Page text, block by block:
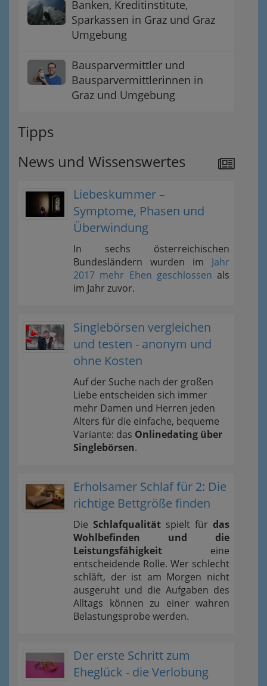
Banken, Kreditinstitute,
Sparkassen in Graz und Graz
Umgebung
Bausparvermittler und
Bausparvermittlerinnen in
Graz und Umgebung
Tipps
News und Wissenswertes
Liebeskummer –
Symptome, Phasen und
Überwindung
In sechs österreichischen
Bundesländern wurden im Jahr
2017 mehr Ehen geschlossen als
im Jahr zuvor.
Singlebörsen vergleichen
und testen - anonym und
ohne Kosten
Auf der Suche nach der großen
Liebe entscheiden sich immer
mehr Damen und Herren jeden
Alters für die einfache, bequeme
Variante: das Onlinedating über
Singlebörsen.
Erholsamer Schlaf für 2: Die
richtige Bettgröße finden
Die Schlafqualität spielt für das
Wohlbefinden und die
Leistungsfähigkeit eine
entscheidende Rolle. Wer schlecht
schläft, der ist am Morgen nicht
ausgeruht und die Aufgaben des
Alltags können zu einer wahren
Belastungsprobe werden.
Der erste Schritt zum
Eheglück - die Verlobung